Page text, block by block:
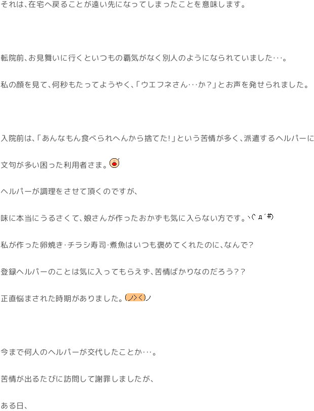
それは、在宅へ戻ることが遠い先になってしまったことを意味します。
転院前、お見舞いに行くといつもの覇気がなく別人のようになられていました・・・。
私の顔を見て、何秒もたってようやく、「ウエフネさん・・・か？」とお声を発せられました。
入院前は、「あんなもん食べられへんから捨てた！」という苦情が多く、派遣するヘルパーに
文句が多い困った利用者さま。
ヘルパーが調理をさせて頂くのですが、
味に本当にうるさくて、娘さんが作ったおかずも気に入らない方です。
私が作った卵焼き・チラシ寿司・煮魚はいつも褒めてくれたのに、なんで？
登録ヘルパーのことは気に入ってもらえず、苦情ばかりなのだろう？？
正直悩まされた時期がありました。
今まで何人のヘルパーが交代したことか・・・。
苦情が出るたびに訪問して謝罪しましたが、
ある日、